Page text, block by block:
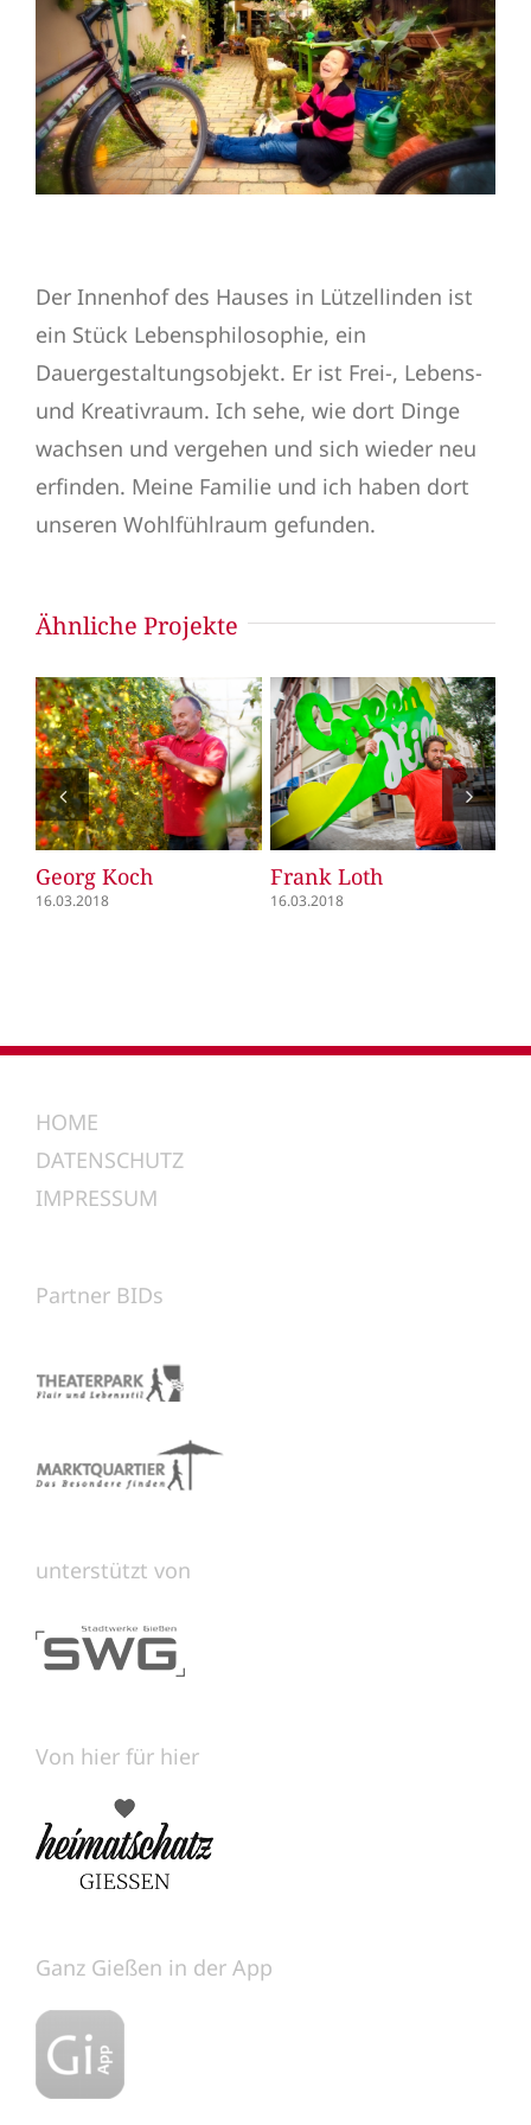
Der Innenhof des Hauses in Lützellinden ist
ein Stück Lebensphilosophie, ein
Dauergestaltungsobjekt. Er ist Frei-, Lebens-
und Kreativraum. Ich sehe, wie dort Dinge
wachsen und vergehen und sich wieder neu
erfinden. Meine Familie und ich haben dort
unseren Wohlfühlraum gefunden.
Ähnliche Projekte
Georg Koch
16.03.2018
Frank Loth
16.03.2018
HOME
DATENSCHUTZ
IMPRESSUM
Partner BIDs
unterstützt von
Von hier für hier
Ganz Gießen in der App